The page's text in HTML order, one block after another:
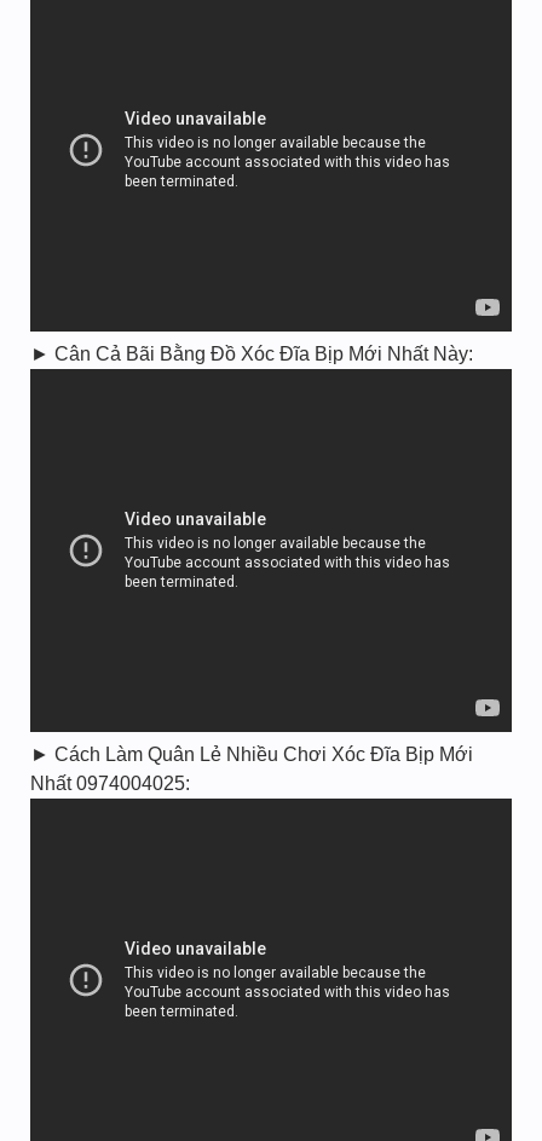
► Cân Cả Bãi Bằng Đồ Xóc Đĩa Bịp Mới Nhất Này:
► Cách Làm Quân Lẻ Nhiều Chơi Xóc Đĩa Bịp Mới
Nhất 0974004025: